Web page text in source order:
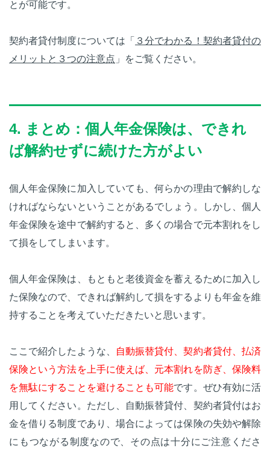
とが可能です。
契約者貸付制度については「 ３分でわかる！契約者貸付の
メリットと３つの注意点 」をご覧ください。
4. まとめ：個人年金保険は、できれ
ば解約せずに続けた方がよい
個人年金保険に加入していても、何らかの理由で解約しな
ければならないということがあるでしょう。しかし、個人
年金保険を途中で解約すると、多くの場合で元本割れをし
て損をしてしまいます。
個人年金保険は、もともと老後資金を蓄えるために加入し
た保険なので、できれば解約して損をするよりも年金を維
持することを考えていただきたいと思います。
ここで紹介したような、
自動振替貸付、契約者貸付、払済
保険という方法を上手に使えば、元本割れを防ぎ、保険料
を無駄にすることを避けることも可能です。ぜひ有効に活
用してください。ただし、自動振替貸付、契約者貸付はお
金を借りる制度であり、場合によっては保険の失効や解除
にもつながる制度なので、その点は十分にご注意くださ